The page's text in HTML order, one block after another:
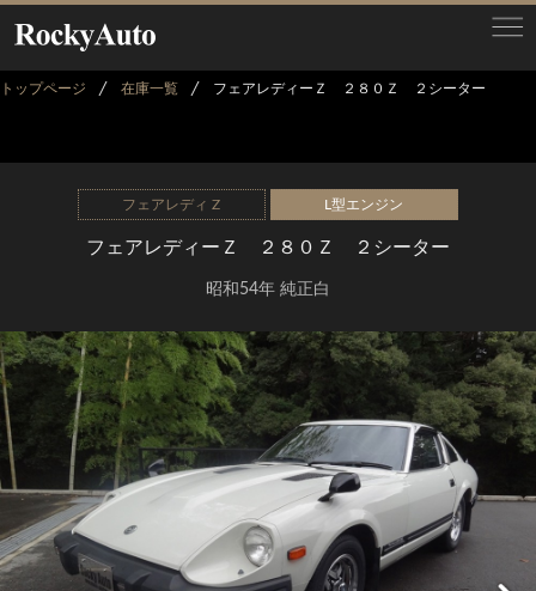
トップページ 在庫一覧 フェアレディーＺ ２８０Ｚ ２シーター
フェアレディ Z L型エンジン
フェアレディーＺ ２８０Ｚ ２シーター
昭和54年 純正白